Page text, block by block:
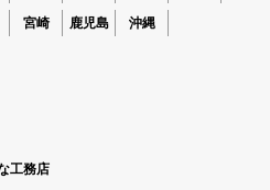
宮崎 鹿児島 沖縄
工務店